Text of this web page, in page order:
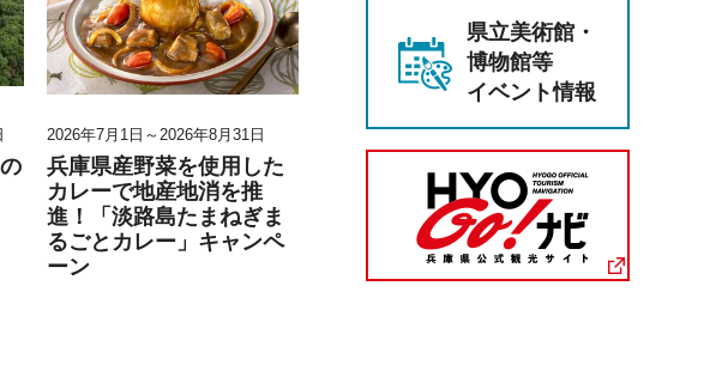
2026年7月1日～2026年8月31日
兵庫県産野菜を使用した
カレーで地産地消を推
進！「淡路島たまねぎま
るごとカレー」キャンペ
ーン
2026年8月11日～2026年8月23日
『第30回六甲山の災害
2026年6月27日
こども学芸
「夏のこど
（丹波篠山
県立美術館・
博物館等
イベント情報